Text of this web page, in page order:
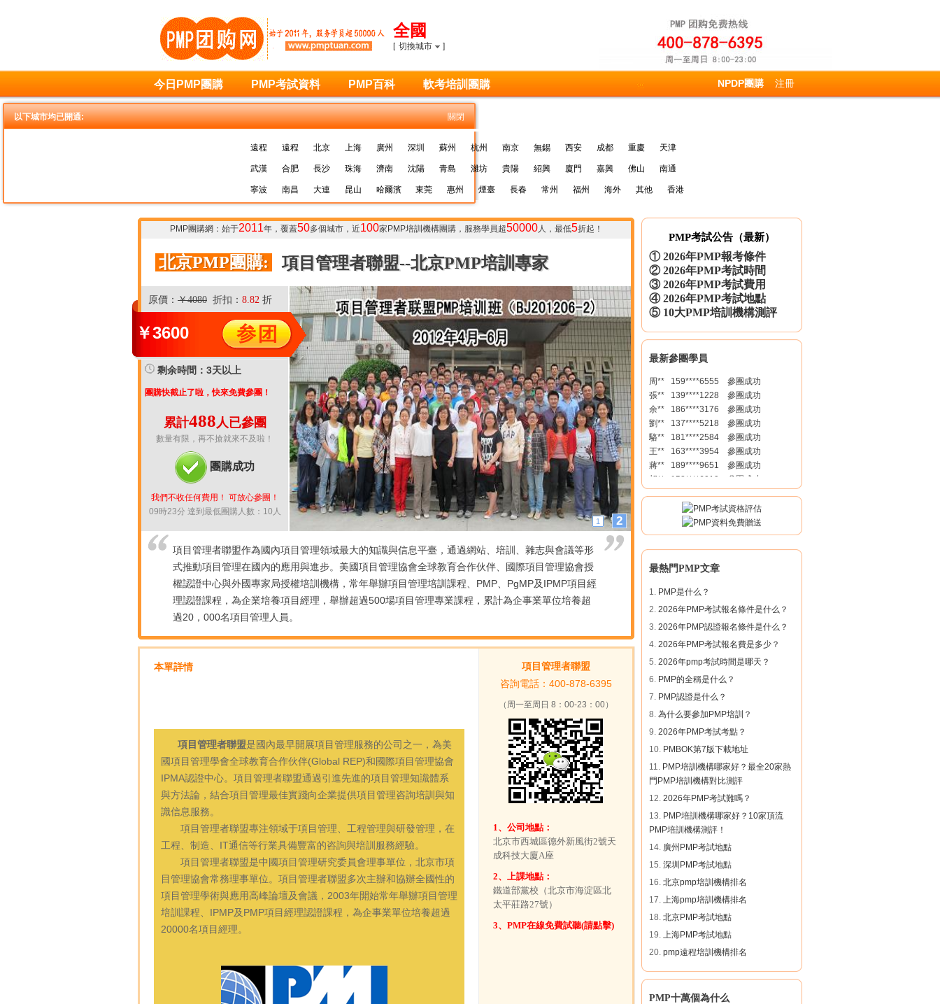
全國
[ 切換城市 ]
今日PMP團購 PMP考試資料 PMP百科 軟考培訓團購 NPDP團購 注冊
以下城市均已開通: 關閉
遠程 遠程 北京 上海 廣州 深圳 蘇州 杭州 南京 無錫 西安 成都 重慶 天津
武漢 合肥 長沙 珠海 濟南 沈陽 青島 濰坊 貴陽 紹興 廈門 嘉興 佛山 南通
寧波 南昌 大連 昆山 哈爾濱 東莞 惠州 煙臺 長春 常州 福州 海外 其他 香港
PMP團購網 ：始于2011年，覆蓋50多個城市，近100家 PMP培訓 機構團購，服務學員超50000人，最低5折起！
北京PMP團購: 項目管理者聯盟--北京PMP培訓專家
原價： ￥4080 折扣： 8.82 折
￥3600
剩余時間：3天以上
團購快截止了啦，快來免費參團！
累計488人已參團
數量有限，再不搶就來不及啦！
團購成功
我們不收任何費用！ 可放心參團！
09時23分 達到最低團購人數：10人
1 2
項目管理者聯盟作為國內項目管理領域最大的知識與信息平臺，通過網站、培訓、雜志與會議等形
式推動項目管理在國內的應用與進步。美國項目管理協會全球教育合作伙伴、國際項目管理協會授
權認證中心與外國專家局授權培訓機構，常年舉辦項目管理培訓課程、PMP、PgMP及IPMP項目經
理認證課程，為企業培養項目經理，舉辦超過500場項目管理專業課程，累計為企事業單位培養超
過20，000名項目管理人員。
本單詳情
項目管理者聯盟是國內最早開展項目管理服務的公司之一，為美
國項目管理學會全球教育合作伙伴(Global REP)和國際項目管理協會
IPMA認證中心。項目管理者聯盟通過引進先進的項目管理知識體系
與方法論，結合項目管理最佳實踐向企業提供項目管理咨詢培訓與知
識信息服務。
項目管理者聯盟專注領域于項目管理、工程管理與研發管理，在
工程、制造、IT通信等行業具備豐富的咨詢與培訓服務經驗。
項目管理者聯盟是中國項目管理研究委員會理事單位，北京市項
目管理協會常務理事單位。項目管理者聯盟多次主辦和協辦全國性的
項目管理學術與應用高峰論壇及會議，2003年開始常年舉辦項目管理
培訓課程、IPMP及PMP項目經理認證課程，為企事業單位培養超過
20000名項目經理。
項目管理者聯盟
咨詢電話：400-878-6395
（周一至周日 8：00-23：00）
1、公司地點：
北京市西城區德外新風街2號天
成科技大廈A座
2、上課地點：
鐵道部黨校（北京市海淀區北
太平莊路27號）
3、PMP在線免費試聽(請點擊)
PMP考試公告（最新）
①2026年PMP報考條件
②2026年PMP考試時間
③2026年PMP考試費用
④2026年PMP考試地點
⑤ 10大PMP培訓機構測評
最新參團學員
胡** 158****6019 參團成功
廖** 137****1275 參團成功
曲** 186****0121 參團成功
丁** 158****0566 參團成功
鞏** 136****9918 參團成功
張** 139****1228 參團成功
余** 186****3176 參團成功
劉** 137****5218 參團成功
駱** 181****2584 參團成功
王** 163****3954 參團成功
蔣** 189****9651 參團成功
胡** 158****6019 參團成功
曲** 186****0121 參團成功
丁** 158****0566 參團成功
王** 136****8532 參團成功
張** 139****1228 參團成功
劉** 137****5218 參團成功
駱** 181****2584 參團成功
王** 163****3954 參團成功
蔣** 189****9651 參團成功
最熱門PMP文章
1. PMP是什么？
2. 2026年PMP考試報名條件是什么？
3. 2026年PMP認證報名條件是什么？
4. 2026年PMP考試報名費是多少？
5. 2026年pmp考試時間是哪天？
6. PMP的全稱是什么？
7. PMP認證是什么？
8. 為什么要參加PMP培訓？
9. 2026年PMP考試考點？
10. PMBOK第7版下載地址
11. PMP培訓機構哪家好？最全20家熱
門PMP培訓機構對比測評
12. 2026年PMP考試難嗎？
13. PMP培訓機構哪家好？10家頂流
PMP培訓機構測評！
14. 廣州PMP考試地點
15. 深圳PMP考試地點
16. 北京pmp培訓機構排名
17. 上海pmp培訓機構排名
18. 北京PMP考試地點
19. 上海PMP考試地點
20. pmp遠程培訓機構排名
PMP十萬個為什么